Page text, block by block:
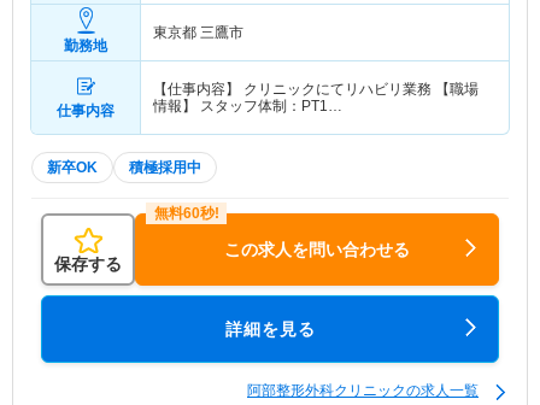
勤務地
東京都 三鷹市
仕事内容
【仕事内容】 クリニックにてリハビリ業務 【職場
情報】 スタッフ体制：PT1…
新卒OK 積極採用中
保存する
この求人を問い合わせる
詳細を見る
阿部整形外科クリニックの求人一覧